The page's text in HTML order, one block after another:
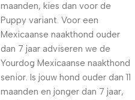
maanden, kies dan voor de
Puppy variant. Voor een
Mexicaanse naakthond ouder
dan 7 jaar adviseren we de
Yourdog Mexicaanse naakthond
senior. Is jouw hond ouder dan 11
maanden en jonger dan 7 jaar,